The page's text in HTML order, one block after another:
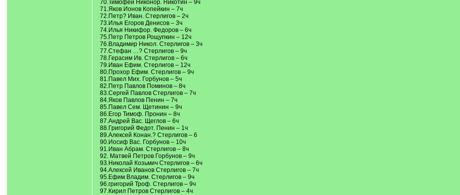
70.Тимофей Никонор. Никотин – 9ч
71.Яков Ионов Копейкин – 7ч
72.Петр? Иван. Стерлигов – 2ч
73.Илья Егоров Денисов – 3ч
74.Илья Никифор. Федоров – 6ч
75.Петр Петров Рощупкин – 12ч
76.Владимир Никол. Стерлигов – 3ч
77.Стефан …? Стерлигов – 9ч
78.Герасим Ив. Стерлигов – 6ч
79.Иван Ефим. Стерлигов – 12ч
80.Прохор Ефим. Стерлигов – 9ч
81.Павел Мих. Горбунов – 5ч
82.Петр Павлов Поминов – 8ч
83.Сергей Павлов Стерлигов – 7ч
84.Яков Павлов Пенин – 7ч
85.Павел Сем. Щетинин – 9ч
86.Егор Тимоф. Пронин – 8ч
87.Андрей Вас. Щеглов – 6ч
88.Григорий Федот. Пенин – 1ч
89.Алексей Конан.? Стерлигов – 6
90.Иосиф Вас. Горбунов – 10ч
91.Иван Абрам. Стерлигов – 8ч
92. Матвей Петров Горбунов – 9ч
93.Николай Козьмич Стерлигов – 6ч
94.Алексей Иванов Стерлигов – 7ч
95.Ефим Владим. Стерлигов – 9ч
96.григорий Троф. Стерлигов – 9ч
97.Кирил Петров Стерлигов – 4ч